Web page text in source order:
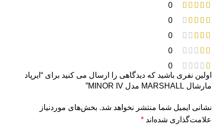
رنگ سفید
وزن 80 گرم
گارانتی
0
0
0
0
0
اولین نفری باشید که دیدگاهی را ارسال می کنید برای “ایرپاد
مارشال MARSHALL مدل MINOR IV”
نشانی ایمیل شما منتشر نخواهد شد. بخش‌های موردنیاز
علامت‌گذاری شده‌اند *